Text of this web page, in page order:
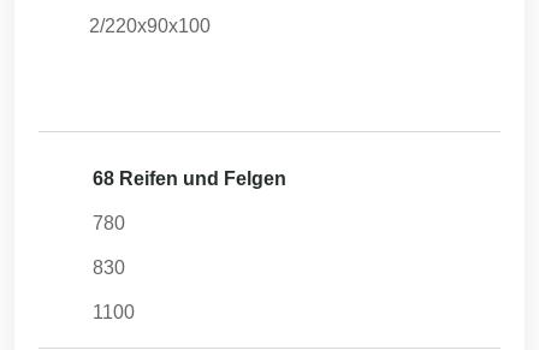
2/220x90x100
68 Reifen und Felgen
780
830
1100